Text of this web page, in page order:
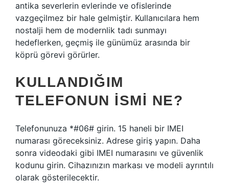
antika severlerin evlerinde ve ofislerinde
vazgeçilmez bir hale gelmiştir. Kullanıcılara hem
nostalji hem de modernlik tadı sunmayı
hedeflerken, geçmiş ile günümüz arasında bir
köprü görevi görürler.
KULLANDIĞIM
TELEFONUN ISMI NE?
Telefonunuza *#06# girin. 15 haneli bir IMEI
numarası göreceksiniz. Adrese giriş yapın. Daha
sonra videodaki gibi IMEI numarasını ve güvenlik
kodunu girin. Cihazınızın markası ve modeli ayrıntılı
olarak gösterilecektir.